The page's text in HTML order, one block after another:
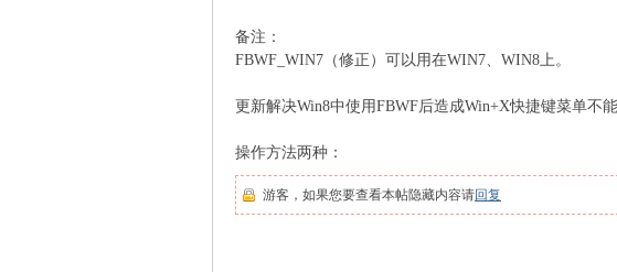
备注：
FBWF_WIN7（修正）可以用在WIN7、WIN8上。
更新解决Win8中使用FBWF后造成Win+X快捷键菜单不
操作方法两种：
游客，如果您要查看本帖隐藏内容请回复